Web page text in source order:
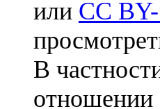
или CC
В
отношении